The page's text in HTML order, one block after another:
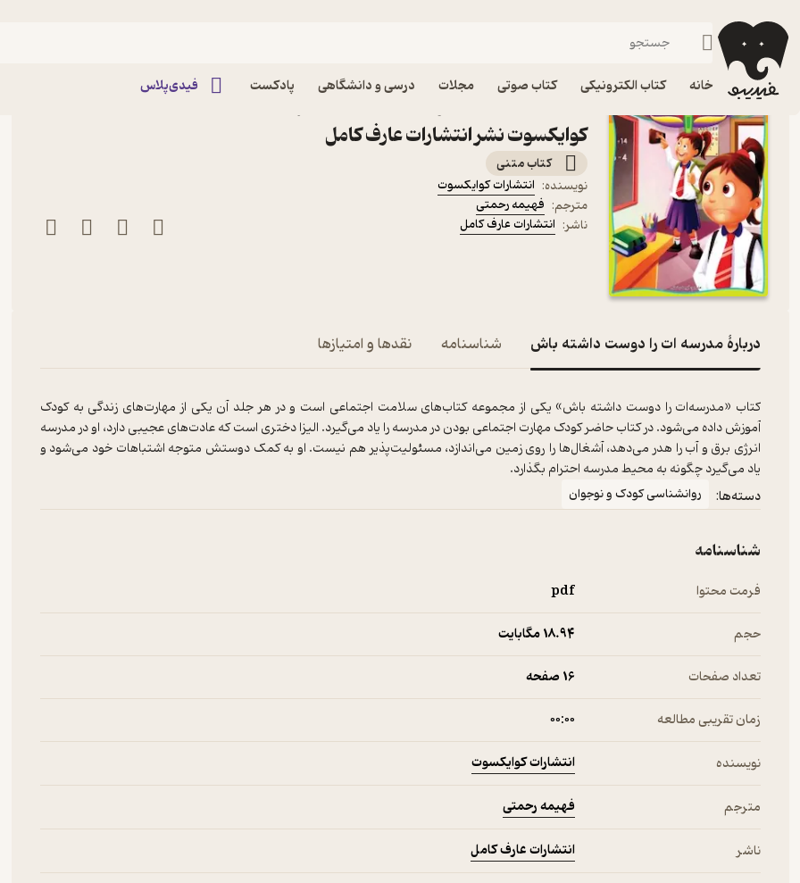
خانه کتاب الکترونیکی کتاب صوتی مجلات درسی و دانشگاهی پادکست فیدی‌پلاس
فیدیبو کتاب الکترونیکی
کوایکسوت نشر انتشارات عارف کامل
کتاب متنی
نویسنده: انتشارات کوایکسوت
مترجم: فهیمه رحمتی
ناشر: انتشارات عارف کامل
دربارۀ مدرسه ات را دوست داشته باش شناسنامه نقدها و امتیازها
کتاب «‌‌‌‌‌‌‌‌مدرسه‌ات را دوست داشته باش» یکی از مجموعه کتاب‌های سلامت اجتماعی است و در هر جلد آن یکی از مهارت‌های زندگی به کودک
آموزش داده می‌شود. در کتاب حاضر کودک مهارت اجتماعی‌ بودن در مدرسه را یاد می‌گیرد. الیزا دختری است که عادت‌های عجیبی دارد، او در مدرسه
انرژی برق و آب را هدر می‌دهد، آشغال‌‌ها را روی زمین می‌اندازد، مسئولیت‌پذیر هم نیست. او به کمک دوستش متوجه اشتباهات خود می‌شود و
یاد می‌گیرد چگونه به محیط مدرسه احترام بگذارد.
دسته‌ها: روانشناسی کودک و نوجوان
شناسنامه
فرمت محتوا pdf
حجم 18.۹۴ مگابایت
تعداد صفحات 16 صفحه
زمان تقریبی مطالعه ۰۰:۰۰
نویسنده انتشارات کوایکسوت
مترجم فهیمه رحمتی
ناشر انتشارات عارف کامل